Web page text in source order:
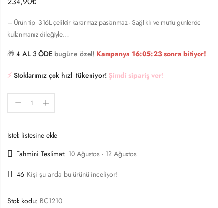
– Ürün tipi 316L çeliktir kararmaz paslanmaz.- Sağlıklı ve mutlu günlerde
kullanmanız dileğiyle…
🎁 4 AL 3 ÖDE bugüne özel! Kampanya 16:05:22 sonra bitiyor!
⚡️ Stoklarımız çok hızlı tükeniyor! Şimdi sipariş ver!
İstek listesine ekle
Tahmini Teslimat: 10 Ağustos - 12 Ağustos
46 Kişi şu anda bu ürünü inceliyor!
Stok kodu: BC1210